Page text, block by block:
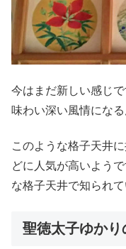
今はまだ新しい感じ
味わい深い風情にな
このような格子天井
どに人気が高いよう
な格子天井で知られて
聖徳太子ゆかり